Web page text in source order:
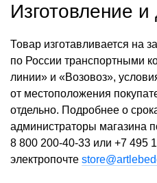
Изготовление и
Товар изготавливается на
по России транспортными
линии» и «Возовоз»,
от местоположения
отдельно. Подробнее о
администраторы магазина
8 800 200-40-33 или +7 495
электропочте